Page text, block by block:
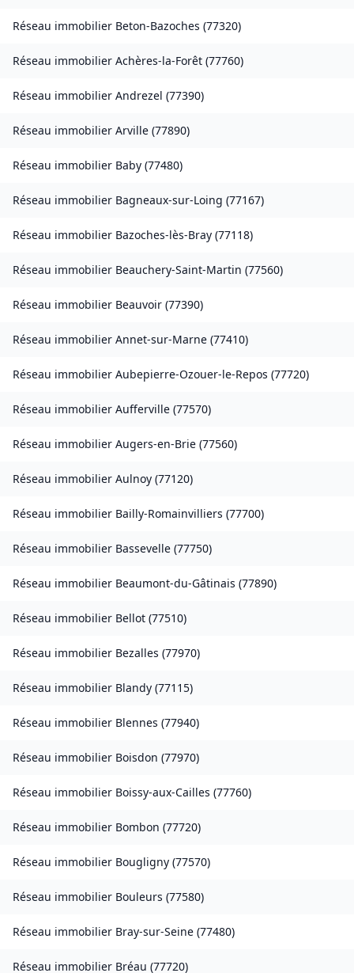
Réseau immobilier Beton-Bazoches (77320)
Réseau immobilier Achères-la-Forêt (77760)
Réseau immobilier Andrezel (77390)
Réseau immobilier Arville (77890)
Réseau immobilier Baby (77480)
Réseau immobilier Bagneaux-sur-Loing (77167)
Réseau immobilier Bazoches-lès-Bray (77118)
Réseau immobilier Beauchery-Saint-Martin (77560)
Réseau immobilier Beauvoir (77390)
Réseau immobilier Annet-sur-Marne (77410)
Réseau immobilier Aubepierre-Ozouer-le-Repos (77720)
Réseau immobilier Aufferville (77570)
Réseau immobilier Augers-en-Brie (77560)
Réseau immobilier Aulnoy (77120)
Réseau immobilier Bailly-Romainvilliers (77700)
Réseau immobilier Bassevelle (77750)
Réseau immobilier Beaumont-du-Gâtinais (77890)
Réseau immobilier Bellot (77510)
Réseau immobilier Bezalles (77970)
Réseau immobilier Blandy (77115)
Réseau immobilier Blennes (77940)
Réseau immobilier Boisdon (77970)
Réseau immobilier Boissy-aux-Cailles (77760)
Réseau immobilier Bombon (77720)
Réseau immobilier Bougligny (77570)
Réseau immobilier Bouleurs (77580)
Réseau immobilier Bray-sur-Seine (77480)
Réseau immobilier Bréau (77720)